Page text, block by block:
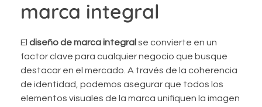
marca integral
El diseño de marca integral se convierte en un
factor clave para cualquier negocio que busque
destacar en el mercado. A través de la coherencia
de identidad, podemos asegurar que todos los
elementos visuales de la marca unifiquen la imagen